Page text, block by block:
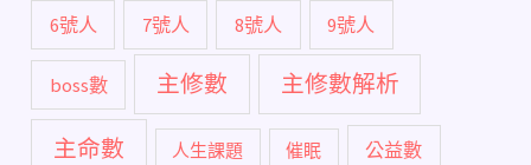
6號人 7號人 8號人 9號人
boss數 主修數 主修數解析
主命數 人生課題 催眠 公益數